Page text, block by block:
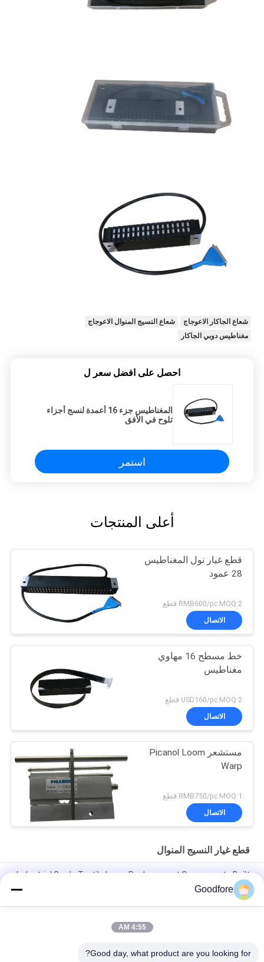
شعاع الجاكار الاعوجاج
شعاع النسيج المنوال الاعوجاج
مغناطيس دوبي الجاكار
احصل على افضل سعر ل
المغناطيس جزء 16 أعمدة لنسج أجزاء
تلوح في الأفق
استمر
أعلى المنتجات
قطع غيار نول المغناطيس
28 عمود
RMB600/pc MOQ:2 قطع
الاتصال
خط مسطح 16 مهاوي
مغناطيس
USD160/pc MOQ:2 قطع
الاتصال
مستشعر Picanol Loom
Warp
RMB750/pc MOQ:1 قطع
الاتصال
قطع غيار النسيج المنوال
Industrial Grade Textile Loom Replacement Components Built
to Withstand Harsh Operating Conditions and Ensure
Consistent
Goodfore
4:55 AM
Good day, what product are you looking for?